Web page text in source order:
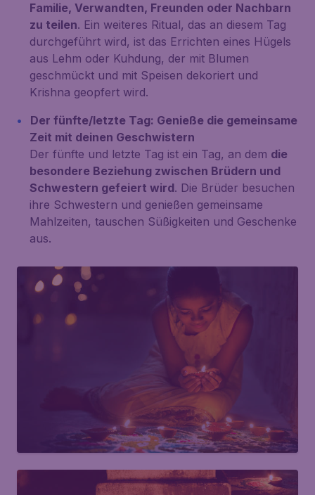
Familie, Verwandten, Freunden oder Nachbarn
zu teilen. Ein weiteres Ritual, das an diesem Tag
durchgeführt wird, ist das Errichten eines Hügels
aus Lehm oder Kuhdung, der mit Blumen
geschmückt und mit Speisen dekoriert und
Krishna geopfert wird.
Der fünfte/letzte Tag: Genieße die gemeinsame
Zeit mit deinen Geschwistern
Der fünfte und letzte Tag ist ein Tag, an dem die
besondere Beziehung zwischen Brüdern und
Schwestern gefeiert wird. Die Brüder besuchen
ihre Schwestern und genießen gemeinsame
Mahlzeiten, tauschen Süßigkeiten und Geschenke
aus.